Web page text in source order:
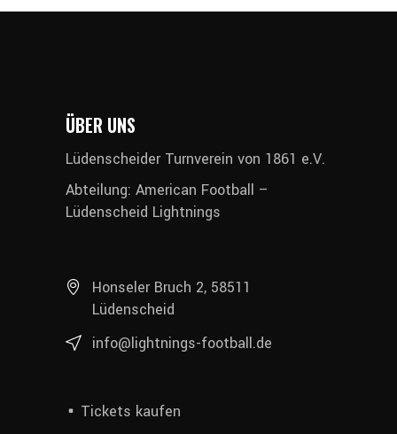
ÜBER UNS
Lüdenscheider Turnverein von 1861 e.V.
Abteilung: American Football –
Lüdenscheid Lightnings
Honseler Bruch 2, 58511
Lüdenscheid
info@lightnings-football.de
Tickets kaufen